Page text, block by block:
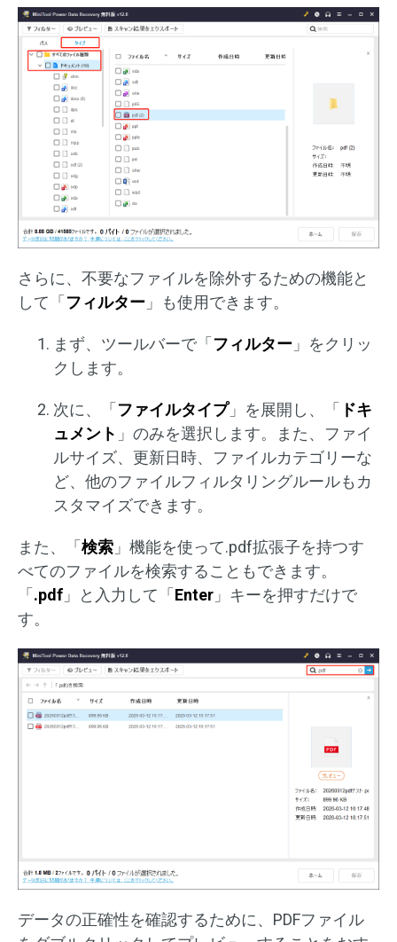
さらに、不要なファイルを除外するための機能と
して「 フィルター 」も使用できます。
まず、ツールバーで「 フィルター 」をクリッ
クします。
次に、「 ファイルタイプ」を展開し、「 ドキ
ュメント 」のみを選択します。また、ファイ
ルサイズ、更新日時、ファイルカテゴリーな
ど、他のファイルフィルタリングルールもカ
スタマイズできます。
また、「 検索 」機能を使って.pdf拡張子を持つす
べてのファイルを検索することもできます。
「 .pdf 」と入力して「 Enter 」キーを押すだけで
す。
データの正確性を確認するために、PDFファイル